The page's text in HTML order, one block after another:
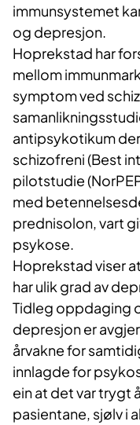
immunsystemet
og depresjon.
Hoprekstad har
mellom
symptom ved
antipsykotikum
schizofreni (Best
pilotstudie
med
prednisolon, vart
psykose.
Hoprekstad viser
har ulik grad av
Tidleg oppdaging
depresjon er
årvakne for
innlagde for
ein at det var trygt
pasientane, sjølv i